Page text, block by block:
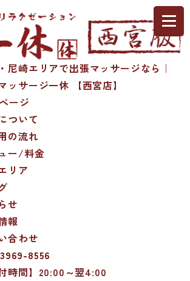
尼崎エリアで出張マッサージなら｜
ッサージ一休 【西宮店】
ージ
ついて
の流れ
ー/料金
リア
せ
報
合わせ
8556
付時間】20:00～翌4:00